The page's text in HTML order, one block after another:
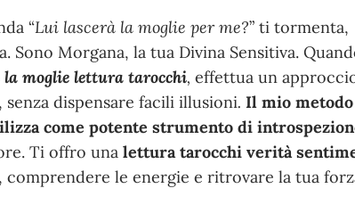
“Lui lascerà la moglie per me?” ti tormenta,
Sono Morgana, la tua Divina Sensitiva.
la moglie lettura tarocchi,effettua un
dispensare facili illusioni. Il mio
come potente strumento di
Ti offro unalettura tarocchi verità
, comprendere le energie e ritrovare la tua